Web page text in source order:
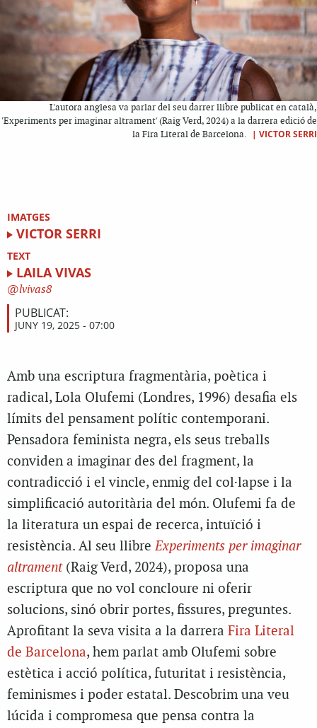
L'autora anglesa va parlar del seu darrer llibre publicat en català,
'Experiments per imaginar altrament' (Raig Verd, 2024) a la darrera edició de
la Fira Literal de Barcelona.
| VICTOR SERRI
IMATGES
VICTOR SERRI
TEXT
LAILA VIVAS
lvivas8
PUBLICAT:
JUNY 19, 2025 - 07:00
Amb una escriptura fragmentària, poètica i
radical, Lola Olufemi (Londres, 1996) desafia els
límits del pensament polític contemporani.
Pensadora feminista negra, els seus treballs
conviden a imaginar des del fragment, la
contradicció i el vincle, enmig del col·lapse i la
simplificació autoritària del món. Olufemi fa de
la literatura un espai de recerca, intuïció i
resistència. Al seu llibreExperiments per imaginar
altrament(Raig Verd, 2024), proposa una
escriptura que no vol concloure ni oferir
solucions, sinó obrir portes, fissures, preguntes.
Aprofitant la seva visita a la darrera Fira Literal
de Barcelona, hem parlat amb Olufemi sobre
estètica i acció política, futuritat i resistència,
feminismes i poder estatal. Descobrim una veu
lúcida i compromesa que pensa contra la